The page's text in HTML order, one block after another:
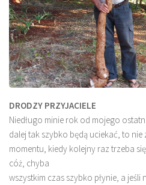
DRODZY PRZYJACIELE
Niedługo minie rok od mojego
dalej tak szybko będą uciekać, to nie
momentu, kiedy kolejny raz trzeba
cóż, chyba
wszystkim czas szybko płynie, a jeśli